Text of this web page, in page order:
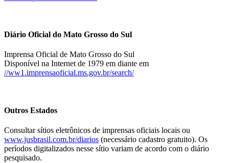
Diário Oficial do Mato Grosso do Sul
Imprensa Oficial de Mato Grosso do Sul
Disponível na Internet de 1979 em diante em
//ww1.imprensaoficial.ms.gov.br/search/
Outros Estados
Consultar sítios eletrônicos de imprensas oficiais locais ou
www.jusbrasil.com.br/diarios (necessário cadastro gratuito). Os
períodos digitalizados nesse sítio variam de acordo com o diário
pesquisado.